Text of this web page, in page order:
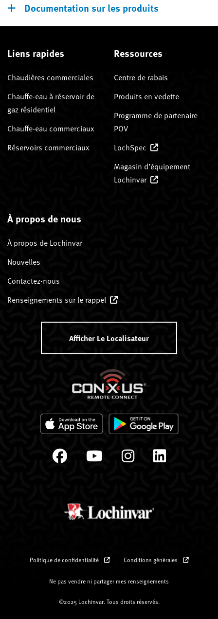
Documentation sur les produits
Liens rapides
Chaudières commerciales
Chauffe-eau à réservoir de
gaz résidentiel
Chauffe-eau commerciaux
Réservoirs commerciaux
Ressources
Centre de rabais
Produits en vedette
Programme de partenaire
POV
LochSpec
Magasin d’équipement
Lochinvar
À propos de nous
À propos de Lochinvar
Nouvelles
Contactez-nous
Renseignements sur le rappel
Afficher Le Localisateur
Politique de confidentialité Conditions générales
Ne pas vendre ni partager mes renseignements
©2025 Lochinvar. Tous droits réservés.